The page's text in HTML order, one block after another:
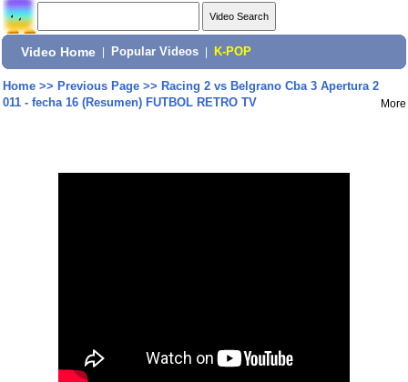
Video Home Popular Videos K-POP
Home>> Previous Page>> Racing 2 vs Belgrano Cba 3 Apertura 2
011 - fecha 16 (Resumen) FUTBOL RETRO TV
More